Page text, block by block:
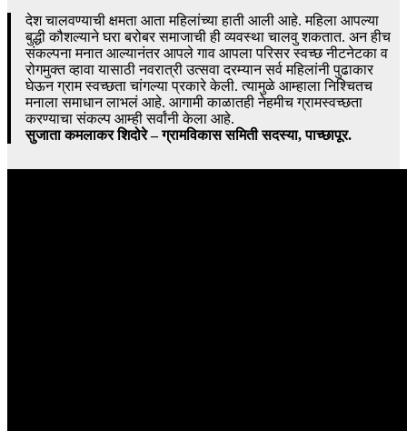
देश चालवण्याची क्षमता आता महिलांच्या हाती आली आहे. महिला आपल्या
बुद्धी कौशल्याने घरा बरोबर समाजाची ही व्यवस्था चालवु शकतात. अन हीच
संकल्पना मनात आल्यानंतर आपले गाव आपला परिसर स्वच्छ नीटनेटका व
रोगमुक्त व्हावा यासाठी नवरात्री उत्सवा दरम्यान सर्व महिलांनी पुढाकार
घेऊन ग्राम स्वच्छता चांगल्या प्रकारे केली. त्यामुळे आम्हाला निश्चितच
मनाला समाधान लाभलं आहे. आगामी काळातही नेहमीच ग्रामस्वच्छता
करण्याचा संकल्प आम्ही सर्वांनी केला आहे.
सुजाता कमलाकर शिदोरे – ग्रामविकास समिती सदस्या, पाच्छापूर.